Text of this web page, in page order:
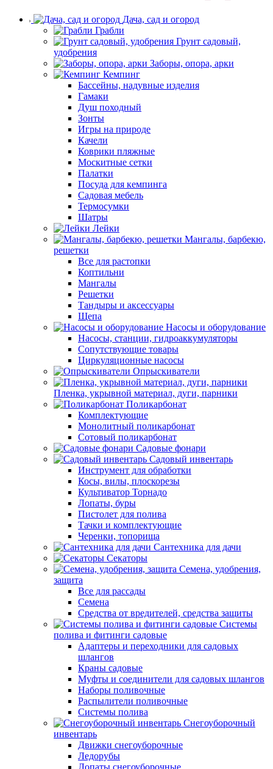
Дача, сад и огород
Грабли
Грунт садовый,
удобрения
Заборы, опора, арки
Кемпинг
Бассейны, надувные изделия
Гамаки
Душ походный
Зонты
Игры на природе
Качели
Коврики пляжные
Москитные сетки
Палатки
Посуда для кемпинга
Садовая мебель
Термосумки
Шатры
Лейки
Мангалы, барбекю,
решетки
Все для растопки
Коптильни
Мангалы
Решетки
Тандыры и аксессуары
Щепа
Насосы и оборудование
Насосы, станции, гидроаккумуляторы
Сопутствующие товары
Циркуляционные насосы
Опрыскиватели
Пленка, укрывной материал, дуги, парники
Поликарбонат
Комплектующие
Монолитный поликарбонат
Сотовый поликарбонат
Садовые фонари
Садовый инвентарь
Инструмент для обработки
Косы, вилы, плоскорезы
Культиватор Торнадо
Лопаты, буры
Пистолет для полива
Тачки и комплектующие
Черенки, топорища
Сантехника для дачи
Секаторы
Семена, удобрения,
защита
Все для рассады
Семена
Средства от вредителей, средства защиты
Системы
полива и фитинги садовые
Адаптеры и переходники для садовых
шлангов
Краны садовые
Муфты и соединители для садовых шлангов
Наборы поливочные
Распылители поливочные
Системы полива
Снегоуборочный
инвентарь
Движки снегоуборочные
Ледорубы
Лопаты снегоуборочные